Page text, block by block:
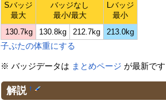
Sバッジ
最大
バッジなし
最小/最大
Lバッジ
最小
130.7kg
130.8kg 212.7kg 213.0kg
子ぶたの体重にする
※ バッジデータは まとめページ が最新です
解説 †